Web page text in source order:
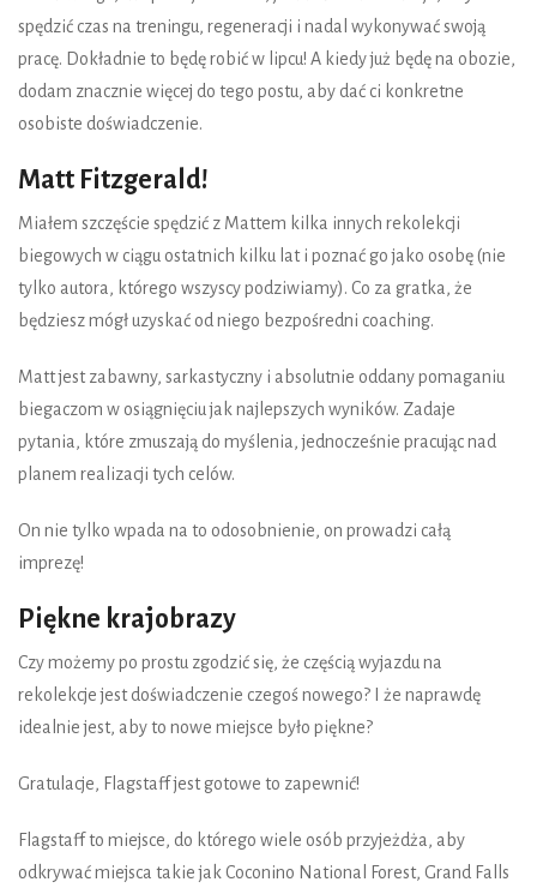
spędzić czas na treningu, regeneracji i nadal wykonywać swoją
pracę. Dokładnie to będę robić w lipcu! A kiedy już będę na obozie,
dodam znacznie więcej do tego postu, aby dać ci konkretne
osobiste doświadczenie.
Matt Fitzgerald!
Miałem szczęście spędzić z Mattem kilka innych rekolekcji
biegowych w ciągu ostatnich kilku lat i poznać go jako osobę (nie
tylko autora, którego wszyscy podziwiamy). Co za gratka, że
będziesz mógł uzyskać od niego bezpośredni coaching.
Matt jest zabawny, sarkastyczny i absolutnie oddany pomaganiu
biegaczom w osiągnięciu jak najlepszych wyników. Zadaje
pytania, które zmuszają do myślenia, jednocześnie pracując nad
planem realizacji tych celów.
On nie tylko wpada na to odosobnienie, on prowadzi całą
imprezę!
Piękne krajobrazy
Czy możemy po prostu zgodzić się, że częścią wyjazdu na
rekolekcje jest doświadczenie czegoś nowego? I że naprawdę
idealnie jest, aby to nowe miejsce było piękne?
Gratulacje, Flagstaff jest gotowe to zapewnić!
Flagstaff to miejsce, do którego wiele osób przyjeżdża, aby
odkrywać miejsca takie jak Coconino National Forest, Grand Falls